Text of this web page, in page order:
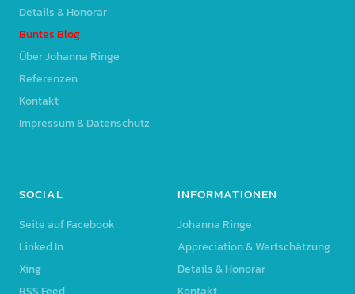
Details & Honorar
Buntes Blog
Über Johanna Ringe
Referenzen
Kontakt
Impressum & Datenschutz
SOCIAL
Seite auf Facebook
Linked In
Xing
INFORMATIONEN
Johanna Ringe
Appreciation & Wertschätzung
Details & Honorar